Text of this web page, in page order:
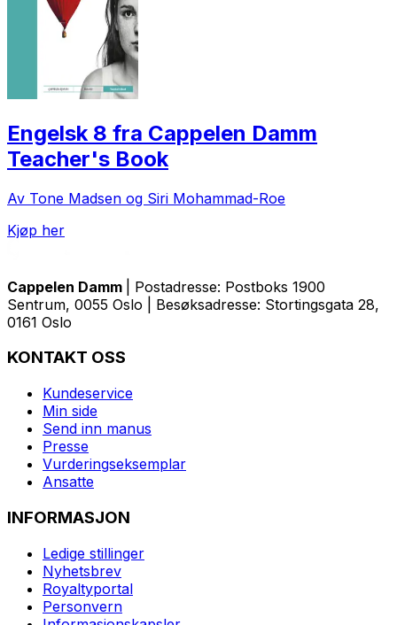
Engelsk 8 fra Cappelen Damm
Teacher's Book
Av Tone Madsen og Siri Mohammad-Roe
Kjøp her
Cappelen Damm
| Postadresse: Postboks 1900
Sentrum, 0055 Oslo | Besøksadresse: Stortingsgata 28,
0161 Oslo
KONTAKT OSS
Kundeservice
Min side
Send inn manus
Presse
Vurderingseksemplar
Ansatte
INFORMASJON
Ledige stillinger
Nyhetsbrev
Royaltyportal
Personvern